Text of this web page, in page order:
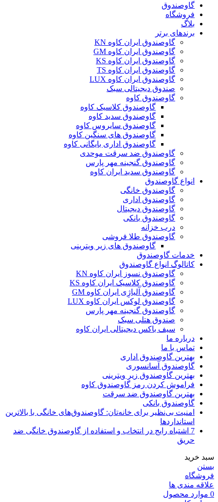
گاوصندوق
فروشگاه
بلاگ
برندهای برتر
گاوصندوق ایران کاوه KN
گاوصندوق ایران کاوه GM
گاوصندوق ایران کاوه KS
گاوصندوق ایران کاوه TS
گاوصندوق ایران کاوه LUX
صندوق دیجیتالی سبک
گاوصندوق کاوه
گاوصندوق کلاسیک کاوه
گاوصندوق سدید کاوه
گاوصندوق سایروس کاوه
گاوصندوق های سنگین کاوه
گاوصندوق اداری بایگانی کاوه
گاوصندوق ضد سرقت موحدی
گاوصندوق گنجینه مهر پارس
گاوصندوق سدید ایران کاوه
انواع گاوصندوق
گاوصندوق خانگی
گاوصندوق اداری
گاوصندوق دیجیتال
گاوصندوق بانکی
درب خزانه
گاوصندوق طلا فروشی
گاوصندوق های زیر ویترینی
خدمات گاوصندوق
کاتالوگ انواع گاوصندوق
گاوصندوق نسوز ایران کاوه KN
گاوصندوق کلاسیک ایران کاوه KS
گاوصندوق آلیاژِی ایران کاوه GM
گاوصندوق لوکس ایران کاوه LUX
گاوصندوق گنجینه مهر پارس
صندوق هتلی سبک
سیف باکس دیجیتالی ایران کاوه
درباره ما
تماس با ما
بهترین گاوصندوق اداری
گاوصندوق آسانسوری
بهترین گاوصندوق زیر ویترینی
فراموش کردن رمز گاوصندوق کاوه
بهترین گاوصندوق ضد سرقت
گاوصندوق بانکی
امنیت بی‌نظیر برای خانه‌تان: گاوصندوق‌های خانگی با بالاترین
استانداردها
7 اشتباه رایج در انتخاب و استفاده از گاوصندوق خانگی ضد
حریق
سبد خرید
بستن
فروشگاه
علاقه مندی ها
0 موارد محصول